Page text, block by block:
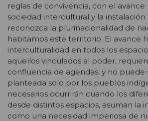
reglas de convivencia, con el avance
sociedad intercultural y la
reconozca la plurinacionalidad de
habitamos este territorio. El avance
interculturalidad en todos los
aquellos vinculados al poder,
confluencia de agendas, y no puede
planteada solo por los pueblos
necesarios ocurrirán cuando los
desde distintos espacios, asuman la
como una necesidad imperiosa de